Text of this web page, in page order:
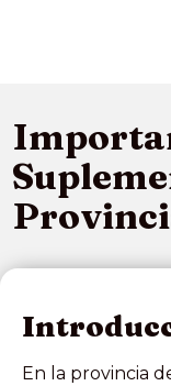
En la provincia